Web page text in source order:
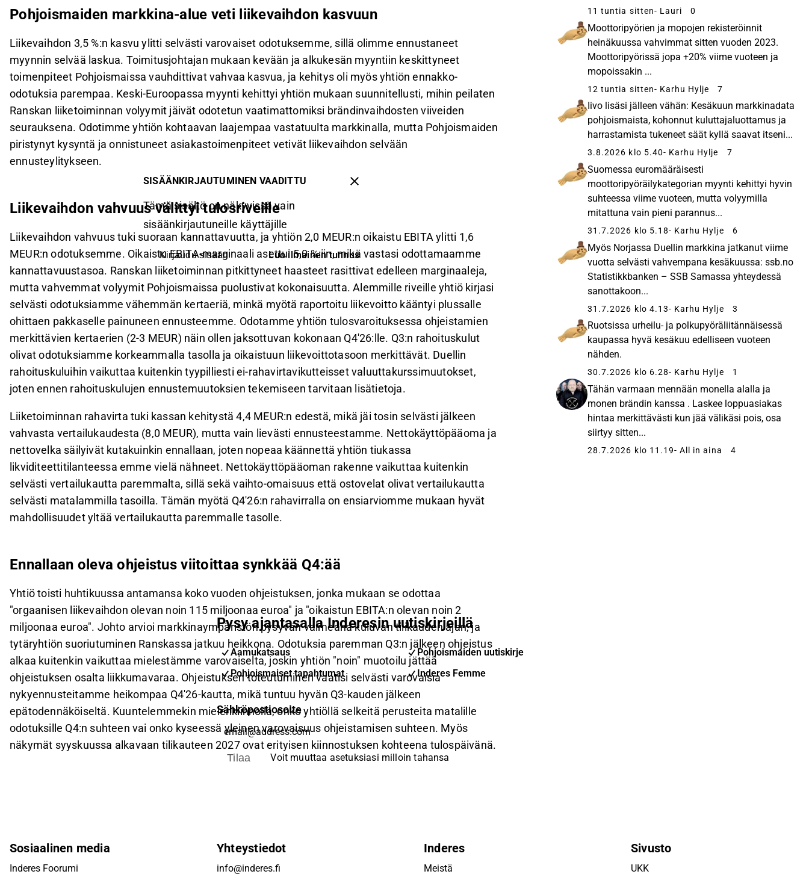
Pohjoismaiden markkina-alue veti liikevaihdon kasvuun
Liikevaihdon 3,5 %:n kasvu ylitti selvästi varovaiset odotuksemme, sillä olimme ennustaneet
myynnin selvää laskua. Toimitusjohtajan mukaan kevään ja alkukesän myyntiin keskittyneet
toimenpiteet Pohjoismaissa vauhdittivat vahvaa kasvua, ja kehitys oli myös yhtiön ennakko-
odotuksia parempaa. Keski-Euroopassa myynti kehittyi yhtiön mukaan suunnitellusti, mihin peilaten
Ranskan liiketoiminnan volyymit jäivät odotetun vaatimattomiksi brändinvaihdosten viiveiden
seurauksena. Odotimme yhtiön kohtaavan laajempaa vastatuulta markkinalla, mutta Pohjoismaiden
piristynyt kysyntä ja onnistuneet asiakastoimenpiteet vetivät liikevaihdon selvään
ennusteylitykseen.
Liikevaihdon vahvuus välittyi tulosriveille
Liikevaihdon vahvuus tuki suoraan kannattavuutta, ja yhtiön 2,0 MEUR:n oikaistu EBITA ylitti 1,6
MEUR:n odotuksemme. Oikaistu EBITA-marginaali asettui 5,0 %:iin, mikä vastasi odottamaamme
kannattavuustasoa. Ranskan liiketoiminnan pitkittyneet haasteet rasittivat edelleen marginaaleja,
mutta vahvemmat volyymit Pohjoismaissa puolustivat kokonaisuutta. Alemmille riveille yhtiö kirjasi
selvästi odotuksiamme vähemmän kertaeriä, minkä myötä raportoitu liikevoitto kääntyi plussalle
ohittaen pakkaselle painuneen ennusteemme. Odotamme yhtiön tulosvaroituksessa ohjeistamien
merkittävien kertaerien (2-3 MEUR) näin ollen jaksottuvan kokonaan Q4'26:lle. Q3:n rahoituskulut
olivat odotuksiamme korkeammalla tasolla ja oikaistuun liikevoittotasoon merkittävät. Duellin
rahoituskuluihin vaikuttaa kuitenkin tyypilliesti ei-rahavirtavikutteisset valuuttakurssimuutokset,
joten ennen rahoituskulujen ennustemuutoksien tekemiseen tarvitaan lisätietoja.
Liiketoiminnan rahavirta tuki kassan kehitystä 4,4 MEUR:n edestä, mikä jäi tosin selvästi jälkeen
vahvasta vertailukaudesta (8,0 MEUR), mutta vain lievästi ennusteestamme. Nettokäyttöpääoma ja
nettovelka säilyivät kutakuinkin ennallaan, joten nopeaa käännettä yhtiön tiukassa
likviditeettitilanteessa emme vielä nähneet. Nettokäyttöpääoman rakenne vaikuttaa kuitenkin
selvästi vertailukautta paremmalta, sillä sekä vaihto-omaisuus että ostovelat olivat vertailukautta
selvästi matalammilla tasoilla. Tämän myötä Q4'26:n rahavirralla on ensiarviomme mukaan hyvät
mahdollisuudet yltää vertailukautta paremmalle tasolle.
Ennallaan oleva ohjeistus viitoittaa synkkää Q4:ää
Yhtiö toisti huhtikuussa antamansa koko vuoden ohjeistuksen, jonka mukaan se odottaa
"orgaanisen liikevaihdon olevan noin 115 miljoonaa euroa" ja "oikaistun EBITA:n olevan noin 2
miljoonaa euroa". Johto arvioi markkinaympäristön pysyvän vaimeana kuluvan tilikauden ajan, ja
tytäryhtiön suoriutuminen Ranskassa jatkuu heikkona. Odotuksia paremman Q3:n jälkeen ohjeistus
alkaa kuitenkin vaikuttaa mielestämme varovaiselta, joskin yhtiön "noin" muotoilu jättää
ohjeistuksen osalta liikkumavaraa. Ohjeistuksen toteutuminen vaatisi selvästi varovaisia
nykyennusteitamme heikompaa Q4'26-kautta, mikä tuntuu hyvän Q3-kauden jälkeen
epätodennäköiseltä. Kuuntelemmekin mielenkiinnolla, onko yhtiöllä selkeitä perusteita matalille
odotuksille Q4:n suhteen vai onko kyseessä yleinen varovaisuus ohjeistamisen suhteen. Myös
näkymät syyskuussa alkavaan tilikauteen 2027 ovat erityisen kiinnostuksen kohteena tulospäivänä.
SISÄÄNKIRJAUTUMINEN VAADITTU
Tämä sisältö on näkyvissä vain
sisäänkirjautuneille käyttäjille
Kirjaudu sisään Luo ilmainen tunnus
11 tuntia sitten- Lauri 0
Moottoripyörien ja mopojen rekisteröinnit
heinäkuussa vahvimmat sitten vuoden 2023.
Moottoripyörissä jopa +20% viime vuoteen ja
mopoissakin ...
12 tuntia sitten- Karhu Hylje 7
Iivo lisäsi jälleen vähän: Kesäkuun markkinadata
pohjoismaista, kohonnut kuluttajaluottamus ja
harrastamista tukeneet säät kyllä saavat itseni...
3.8.2026 klo 5.40- Karhu Hylje 7
Suomessa euromääräisesti
moottoripyöräilykategorian myynti kehittyi hyvin
suhteessa viime vuoteen, mutta volyymilla
mitattuna vain pieni parannus...
31.7.2026 klo 5.18- Karhu Hylje 6
Myös Norjassa Duellin markkina jatkanut viime
vuotta selvästi vahvempana kesäkuussa: ssb.no
Statistikkbanken – SSB Samassa yhteydessä
sanottakoon...
31.7.2026 klo 4.13- Karhu Hylje 3
Ruotsissa urheilu- ja polkupyöräliitännäisessä
kaupassa hyvä kesäkuu edelliseen vuoteen
nähden.
30.7.2026 klo 6.28- Karhu Hylje 1
Tähän varmaan mennään monella alalla ja
monen brändin kanssa . Laskee loppuasiakas
hintaa merkittävästi kun jää välikäsi pois, osa
siirtyy sitten...
28.7.2026 klo 11.19- All in aina 4
Pysy ajantasalla Inderesin uutiskirjeillä
Aamukatsaus
Pohjoismaiden uutiskirje
Pohjoismaiset tapahtumat
Inderes Femme
Sähköpostiosoite
Tilaa Voit muuttaa asetuksiasi milloin tahansa
Sosiaalinen media
Inderes Foorumi
Yhteystiedot
info@inderes.fi
Inderes
Meistä
Sivusto
UKK